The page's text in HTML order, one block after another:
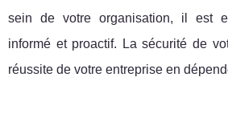
sein de votre organisation, il est
informé et proactif. La sécurité de
réussite de votre entreprise en